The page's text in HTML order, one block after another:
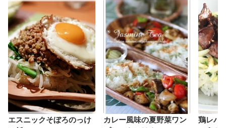
エスニックそぼろのっけ
カレー風味の夏野菜ワン
鶏レバ